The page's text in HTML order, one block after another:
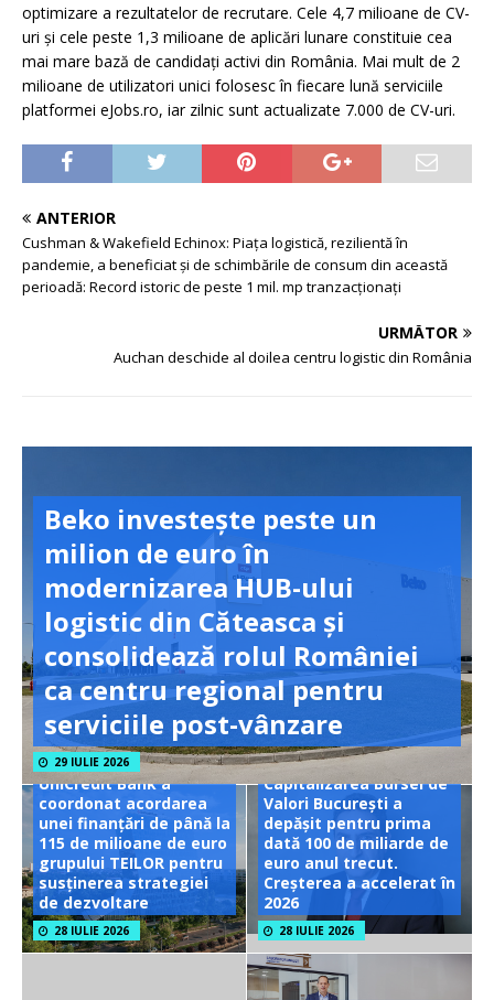
optimizare a rezultatelor de recrutare. Cele 4,7 milioane de CV-
uri și cele peste 1,3 milioane de aplicări lunare constituie cea
mai mare bază de candidați activi din România. Mai mult de 2
milioane de utilizatori unici folosesc în fiecare lună serviciile
platformei eJobs.ro, iar zilnic sunt actualizate 7.000 de CV-uri.
ANTERIOR
Cushman & Wakefield Echinox: Piața logistică, rezilientă în
pandemie, a beneficiat și de schimbările de consum din această
perioadă: Record istoric de peste 1 mil. mp tranzacționați
URMĂTOR
Auchan deschide al doilea centru logistic din România
Beko investește peste un
milion de euro în
modernizarea HUB-ului
logistic din Căteasca și
consolidează rolul României
ca centru regional pentru
serviciile post-vânzare
29 IULIE 2026
UniCredit Bank a
coordonat acordarea
unei finanțări de până la
115 de milioane de euro
grupului TEILOR pentru
susținerea strategiei
de dezvoltare
28 IULIE 2026
Capitalizarea Bursei de
Valori București a
depășit pentru prima
dată 100 de miliarde de
euro anul trecut.
Creșterea a accelerat în
2026
28 IULIE 2026